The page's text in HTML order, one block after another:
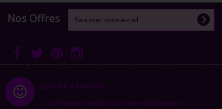
Nos Offres
QUALITÉ GARANTIE!
Les bijoux vendus sur ce site sont garantis.